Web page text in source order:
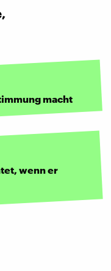
macht
wenn er